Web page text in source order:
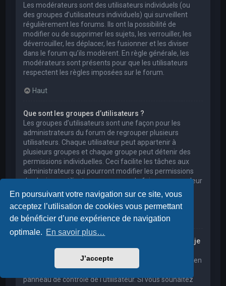
En poursuivant votre navigation sur ce site, vous
acceptez l’utilisation de cookies vous permettant
de bénéficier d’une expérience de navigation
optimale. En savoir plus…
J’accepte
Les modérateurs sont des utilisateurs individuels (ou
des groupes d’utilisateurs individuels) qui surveillent
régulièrement les forums. Ils ont la possibilité de
modifier ou de supprimer les sujets, les verrouiller, les
déverrouiller, les déplacer, les fusionner et les diviser
dans le forum qu’ils modèrent. En règle générale, les
modérateurs sont présents pour que les utilisateurs
respectent les règles imposées sur le forum.
Haut
Que sont les groupes d’utilisateurs ?
Les groupes d’utilisateurs sont une façon pour les
administrateurs du forum de regrouper plusieurs
utilisateurs. Chaque utilisateur peut appartenir à
plusieurs groupes et chaque groupe peut détenir des
permissions individuelles. Ceci facilite les tâches aux
administrateurs qui pourront modifier les permissions
de plusieurs utilisateurs en une seule fois, ou encore leur
accorder des pouvoirs de modération, ou bien leur
donner accès à un forum privé.
Haut
Où sont les groupes d’utilisateurs et comment puis-je
en rejoindre un ?
Vous pouvez consulter tous les groupes d’utilisateurs en
cliquant sur le lien « Groupes d’utilisateurs » depuis le
panneau de contrôle de l’utilisateur. Si vous souhaitez